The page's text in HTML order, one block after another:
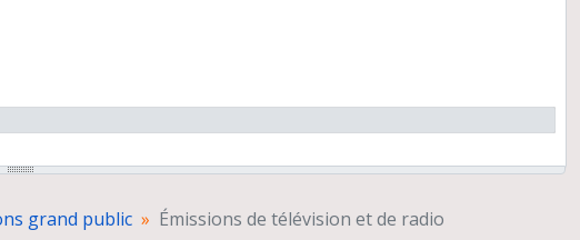
avec André Leroi-Gourhan
grand public Émissions de télévision et de radio